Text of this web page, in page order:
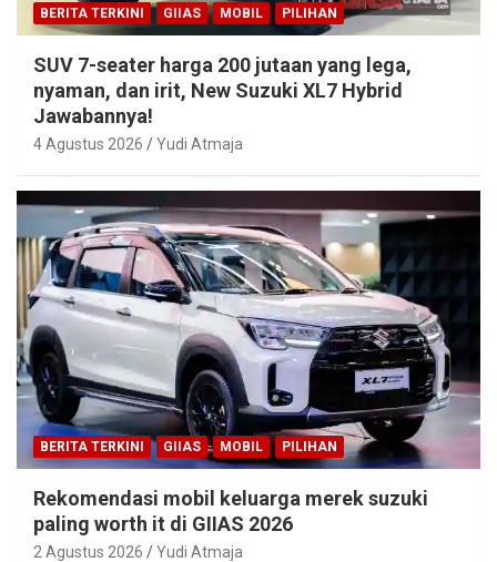
BERITA TERKINI GIIAS MOBIL PILIHAN
SUV 7-seater harga 200 jutaan yang lega,
nyaman, dan irit, New Suzuki XL7 Hybrid
Jawabannya!
4 Agustus 2026 Yudi Atmaja
BERITA TERKINI GIIAS MOBIL PILIHAN
Rekomendasi mobil keluarga merek suzuki
paling worth it di GIIAS 2026
2 Agustus 2026 Yudi Atmaja